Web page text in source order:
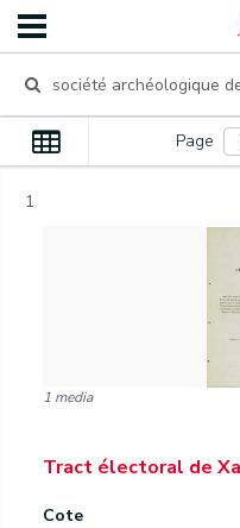
Page
1
1 media
Tract électoral de
Cote